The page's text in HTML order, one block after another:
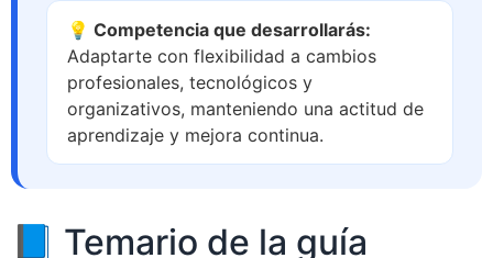
💡 Competencia que desarrollarás:
Adaptarte con flexibilidad a cambios
profesionales, tecnológicos y
organizativos, manteniendo una actitud de
aprendizaje y mejora continua.
📘 Temario de la guía